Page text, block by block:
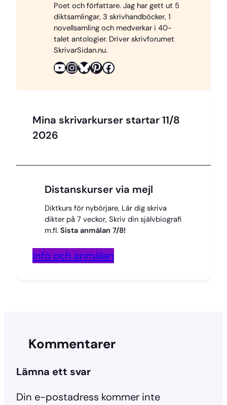
b
o
o
k
e
r
e
s
t
s
k
y
a
d
s
L
i
n
Poet och författare. Jag har gett ut 5
diktsamlingar, 3 skrivhandböcker, 1
novellsamling och medverkar i 40-
talet antologier. Driver skrivforumet
SkrivarSidan.nu.
YouTube InstagramBluesky Pinterest Facebook
Mina skrivarkurser startar 11/8
2026
Distanskurser via mejl
Diktkurs för nybörjare, Lär dig skriva
dikter på 7 veckor, Skriv din självbiografi
m.fl. Sista anmälan 7/8!
Info och anmälan
Kommentarer
Lämna ett svar
Din e-postadress kommer inte